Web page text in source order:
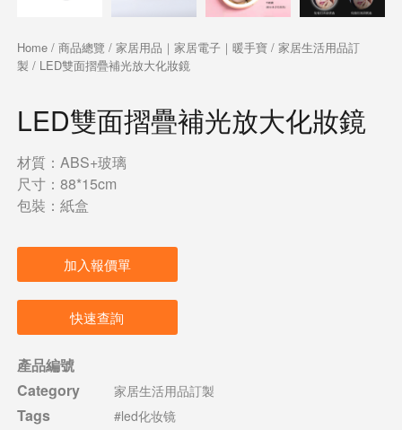
Home/ 商品總覽 / 家居用品｜家居電子｜暖手寶/ 家居生活用品訂
製 / LED雙面摺疊補光放大化妝鏡
LED雙面摺疊補光放大化妝鏡
材質：ABS+玻璃
尺寸：88*15cm
包裝：紙盒
加入報價單
快速查詢
產品編號
Category
家居生活用品訂製
Tags #led化妆镜